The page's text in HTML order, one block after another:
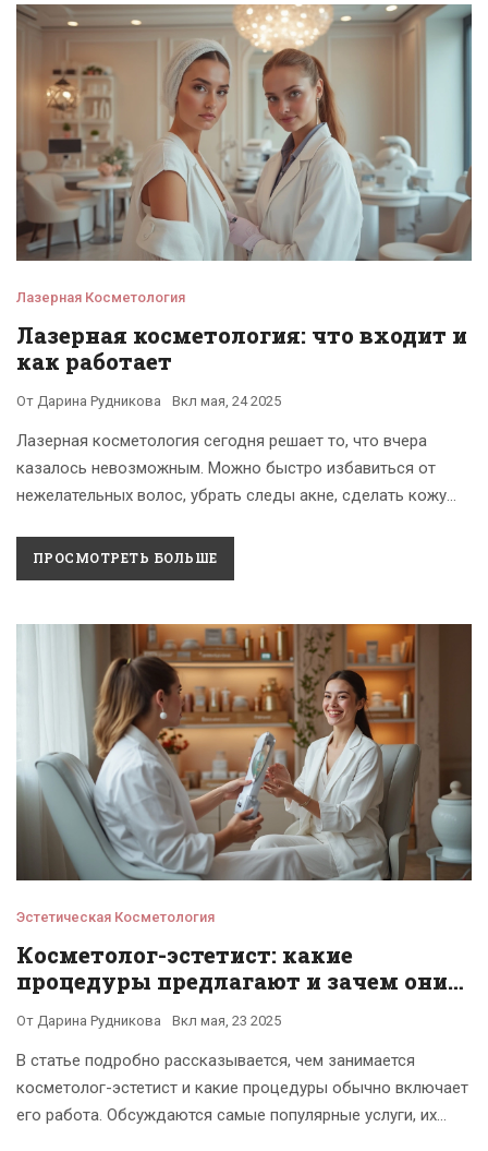
лайфхаками, чтобы домашний уход был не только
бюджетным, но и безопасным. Это руководство для тех,
кто любит простоту и реальные результаты.
Лазерная Косметология
Лазерная косметология: что входит и
как работает
От Дарина Рудникова Вкл мая, 24 2025
Лазерная косметология сегодня решает то, что вчера
казалось невозможным. Можно быстро избавиться от
нежелательных волос, убрать следы акне, сделать кожу
процедуры входят в лазерную косметологию, чем они
отличаются, кому подходят и на что обратить внимание
никаких длинных научных определений.
ПРОСМОТРЕТЬ БОЛЬШЕ
Эстетическая Косметология
Косметолог-эстетист: какие
процедуры предлагают и зачем они
От Дарина Рудникова Вкл мая, 23 2025
В статье подробно рассказывается, чем занимается
косметолог-эстетист и какие процедуры обычно включает
его работа. Обсуждаются самые популярные услуги, их